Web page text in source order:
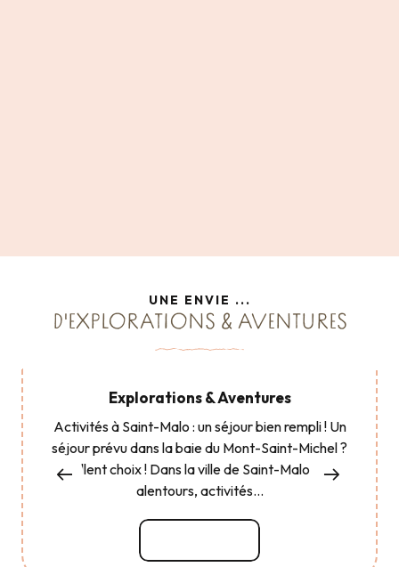
UNE ENVIE ...
D'EXPLORATIONS & AVENTURES
Explorations & Aventures
Activités à Saint-Malo : un séjour bien rempli ! Un
séjour prévu dans la baie du Mont-Saint-Michel ?
Excellent choix ! Dans la ville de Saint-Malo et ses
alentours, activités...